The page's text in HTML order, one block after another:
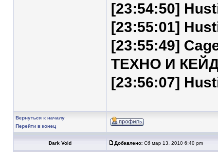
[23:54:50]
[23:55:01]
[23:55:49]
ТЕХНО И
[23:56:07]
Вернуться к началу
Перейти в конец
Dark Void Добавлено: Сб мар 13, 2010 6:40 pm